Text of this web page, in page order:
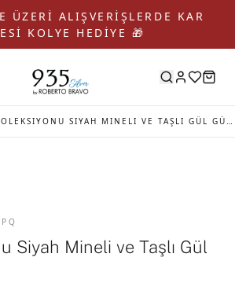
ÜZERİ ALIŞVERİŞLERDE KAR
KOLYE HEDİYE 🎁
GIFT KOLEKSIYONU SIYAH MINELI VE TAŞLI GÜL GÜMÜŞ KÜPE
Siyah Mineli ve Taşlı Gül